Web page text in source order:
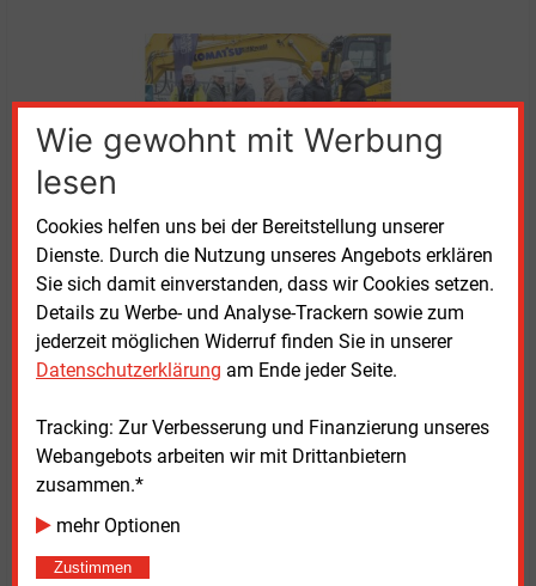
Wie gewohnt mit Werbung
lesen
Cookies helfen uns bei der Bereitstellung unserer
Dienste. Durch die Nutzung unseres Angebots erklären
Sie sich damit einverstanden, dass wir Cookies setzen.
Details zu Werbe- und Analyse-Trackern sowie zum
jederzeit möglichen Widerruf finden Sie in unserer
Datenschutzerklärung am Ende jeder Seite.
Tracking: Zur Verbesserung und Finanzierung unseres
Webangebots arbeiten wir mit Drittanbietern
zusammen.*
mehr Optionen
Zustimmen
TransnetBW), Steffen Weigel (Bürgermeister Stadt Wendlingen), Dr.
Werner Götz (Vorsitzender der Geschäftsführung TransnetBW), Jörg
Steinhäuser (Senior Vice President Grid Technologies Siemens),
Kampen (Mitglied der Geschäftsführung Knoll) und Rafael Drees
(Bauleiter Knoll)
Quelle: Transnet BW
Montag, 22.04.2024, 15:52 Uhr
Katia Meyer-Tien
© 2026 Energie & Management GmbH